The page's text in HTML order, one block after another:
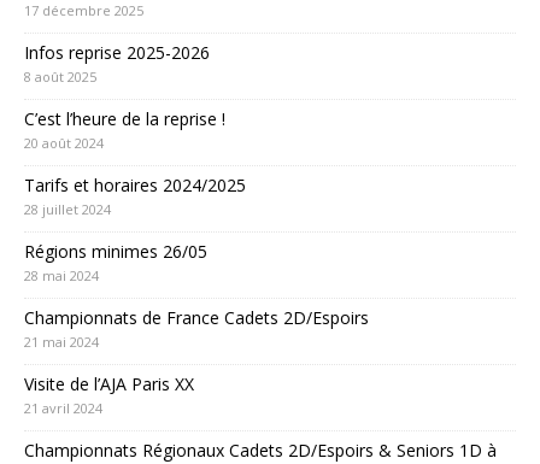
17 décembre 2025
Infos reprise 2025-2026
8 août 2025
C’est l’heure de la reprise !
20 août 2024
Tarifs et horaires 2024/2025
28 juillet 2024
Régions minimes 26/05
28 mai 2024
Championnats de France Cadets 2D/Espoirs
21 mai 2024
Visite de l’AJA Paris XX
21 avril 2024
Championnats Régionaux Cadets 2D/Espoirs & Seniors 1D à